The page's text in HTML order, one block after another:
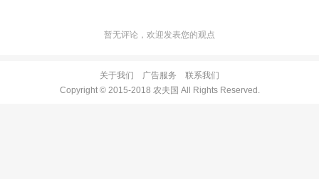
暂无评论，欢迎发表您的观点
关于我们 广告服务
联系我们
Copyright © 2015-2018 农夫国 All Rights Reserved.